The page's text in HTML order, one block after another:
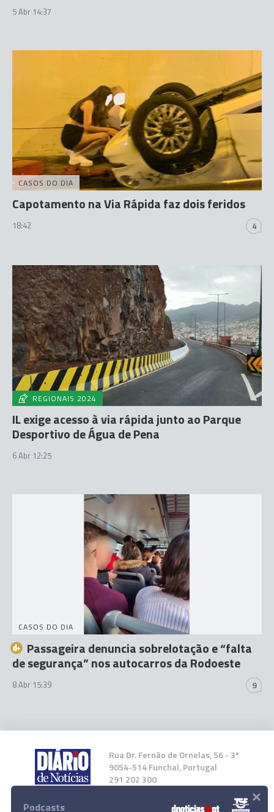
5 Abr 14:37
CASOS DO DIA
Capotamento na Via Rápida faz dois feridos
18:42 4
REGIONAIS 2024
IL exige acesso à via rápida junto ao Parque
Desportivo de Água de Pena
6 Abr 12:25
CASOS DO DIA
Passageira denuncia sobrelotação e “falta
de segurança” nos autocarros da Rodoeste
8 Abr 15:39 9
Rua Dr. Fernão de Ornelas, 56 - 3º
9054-514 Funchal, Portugal
291 202 300
Instale a nossa App
Podcasts ×